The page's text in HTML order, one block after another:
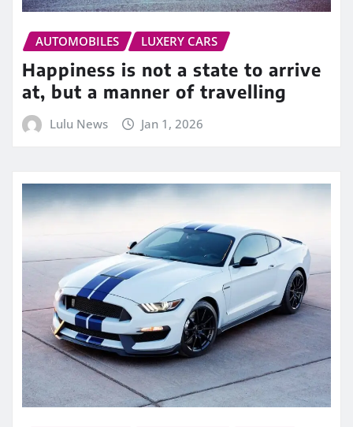
AUTOMOBILES LUXERY CARS
Happiness is not a state to arrive
at, but a manner of travelling
Lulu News Jan 1, 2026